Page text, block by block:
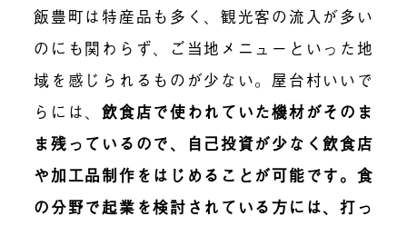
飯豊町は特産品も多く、観光客の流入が多い
のにも関わらず、ご当地メニューといった地
域を感じられるものが少ない。屋台村いいで
らには、飲食店で使われていた機材がそのま
ま残っているので、自己投資が少なく飲食店
や加工品制作をはじめることが可能です。食
の分野で起業を検討されている方には、打っ